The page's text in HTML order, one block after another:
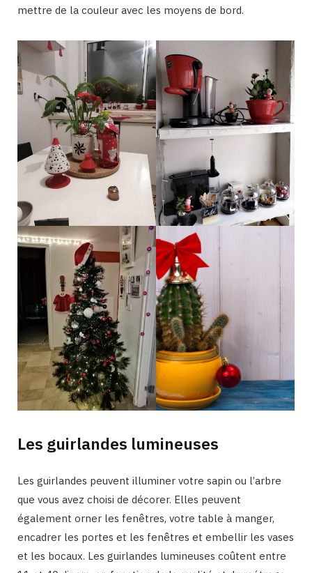
mettre de la couleur avec les moyens de bord.
Les guirlandes lumineuses
Les guirlandes peuvent illuminer votre sapin ou l’arbre
que vous avez choisi de décorer. Elles peuvent
également orner les fenêtres, votre table à manger,
encadrer les portes et les fenêtres et embellir les vases
et les bocaux. Les guirlandes lumineuses coûtent entre